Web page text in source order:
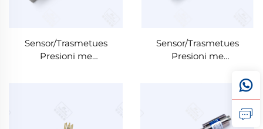
Sensor/Trasmetues
Presioni me
Sensor/Trasmetues
Presioni me